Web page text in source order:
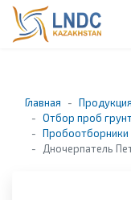
Главная
Продукция
Отбор проб
Дночерпатель